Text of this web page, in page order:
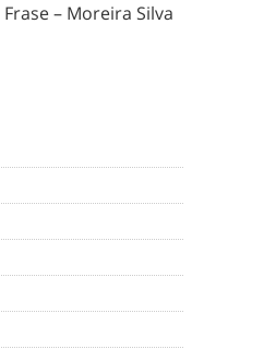
Frase – Moreira Silva